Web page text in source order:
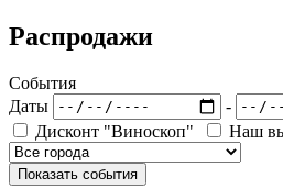
Распродажи
События
Даты
-
Дисконт "Виноскоп"
Наш